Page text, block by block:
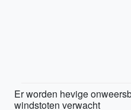
Er worden hevige
windstoten verwacht